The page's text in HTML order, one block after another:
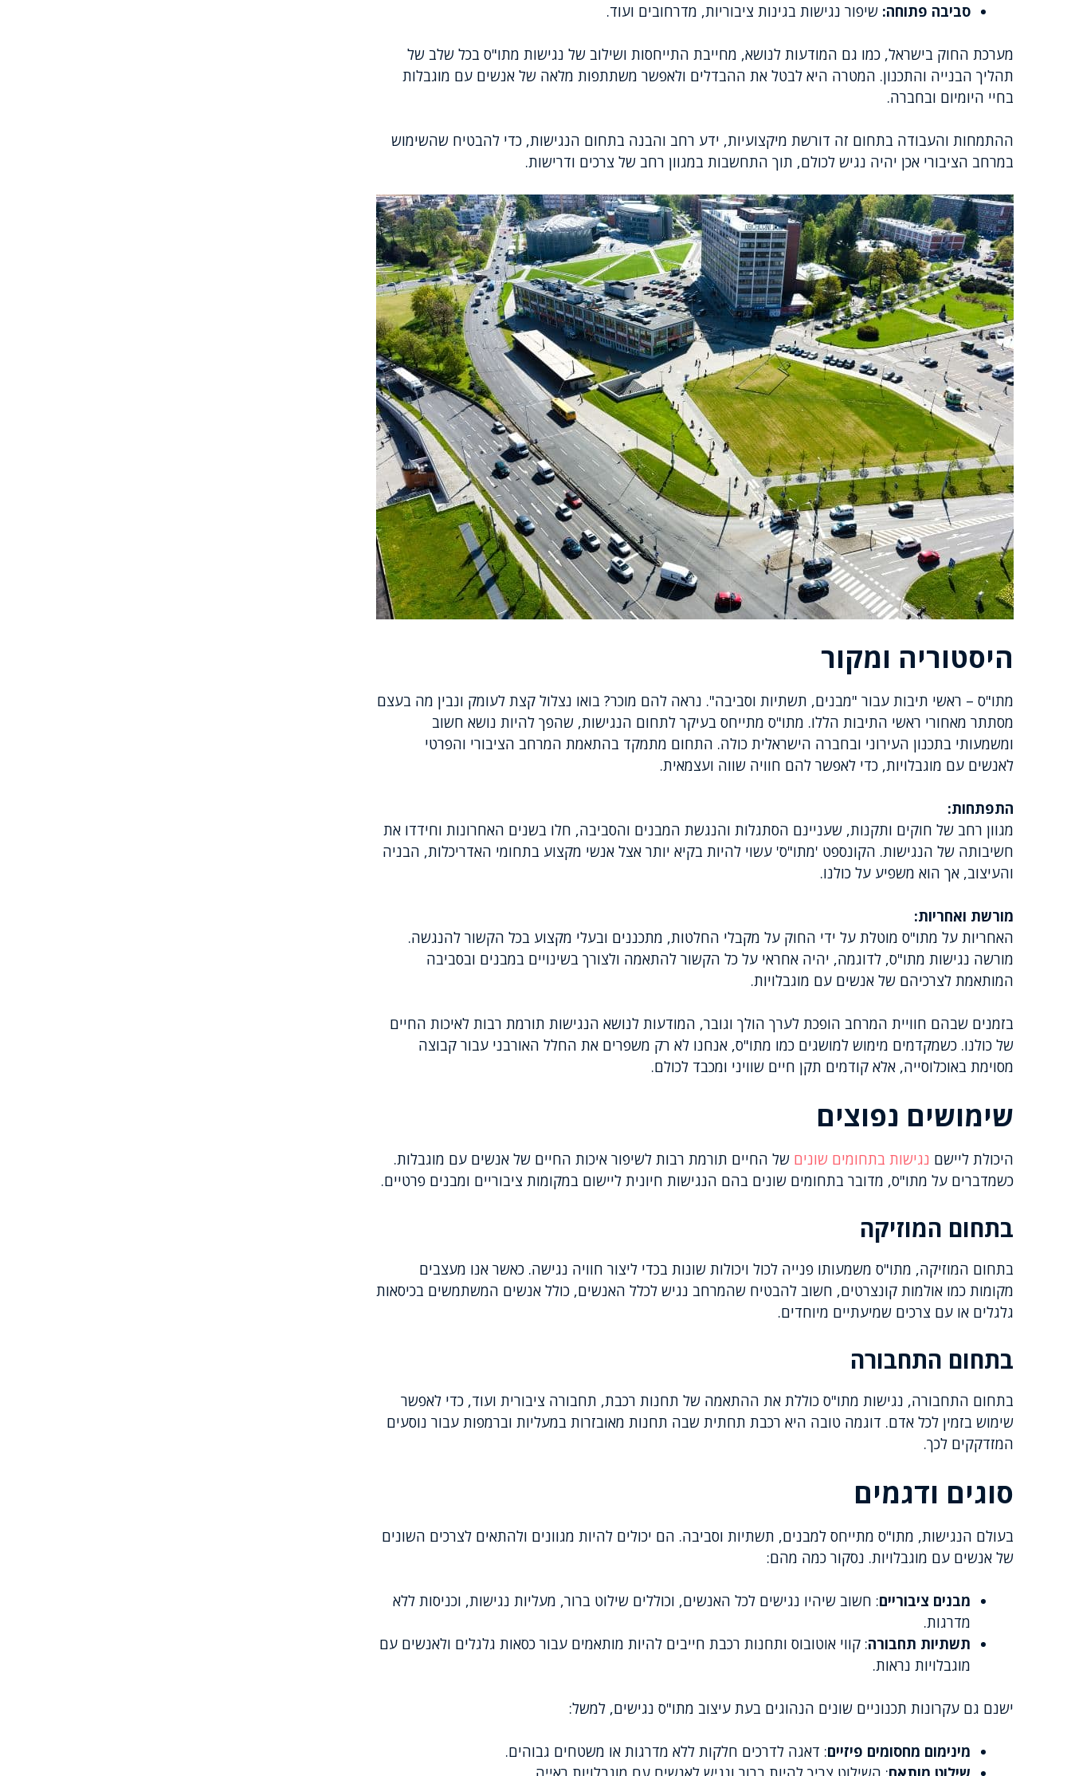
סביבה פתוחה: שיפור נגישות בגינות ציבוריות, מדרחובים ועוד.
מערכת החוק בישראל, כמו גם המודעות לנושא, מחייבת התייחסות ושילוב של נגישות מתו"ס בכל שלב של
תהליך הבנייה והתכנון. המטרה היא לבטל את ההבדלים ולאפשר משתתפות מלאה של אנשים עם מוגבלות
בחיי היומיום ובחברה.
ההתמחות והעבודה בתחום זה דורשת מיקצועיות, ידע רחב והבנה בתחום הנגישות, כדי להבטיח שהשימוש
במרחב הציבורי אכן יהיה נגיש לכולם, תוך התחשבות במגוון רחב של צרכים ודרישות.
היסטוריה ומקור
מתו"ס – ראשי תיבות עבור "מבנים, תשתיות וסביבה". נראה להם מוכר? בואו נצלול קצת לעומק ונבין מה בעצם
מסתתר מאחורי ראשי התיבות הללו. מתו"ס מתייחס בעיקר לתחום הנגישות, שהפך להיות נושא חשוב
ומשמעותי בתכנון העירוני ובחברה הישראלית כולה. התחום מתמקד בהתאמת המרחב הציבורי והפרטי
לאנשים עם מוגבלויות, כדי לאפשר להם חוויה שווה ועצמאית.
התפתחות:
מגוון רחב של חוקים ותקנות, שעניינם הסתגלות והנגשת המבנים והסביבה, חלו בשנים האחרונות וחידדו את
חשיבותה של הנגישות. הקונספט 'מתו"ס' עשוי להיות בקיא יותר אצל אנשי מקצוע בתחומי האדריכלות, הבניה
והעיצוב, אך הוא משפיע על כולנו.
מורשת ואחריות:
האחריות על מתו"ס מוטלת על ידי החוק על מקבלי החלטות, מתכננים ובעלי מקצוע בכל הקשור להנגשה.
מורשה נגישות מתו"ס, לדוגמה, יהיה אחראי על כל הקשור להתאמה ולצורך בשינויים במבנים ובסביבה
המותאמת לצרכיהם של אנשים עם מוגבלויות.
בזמנים שבהם חוויית המרחב הופכת לערך הולך וגובר, המודעות לנושא הנגישות תורמת רבות לאיכות החיים
של כולנו. כשמקדמים מימוש למושגים כמו מתו"ס, אנחנו לא רק משפרים את החלל האורבני עבור קבוצה
מסוימת באוכלוסייה, אלא קודמים תקן חיים שוויני ומכבד לכולם.
שימושים נפוצים
היכולת ליישם נגישות בתחומים שונים של החיים תורמת רבות לשיפור איכות החיים של אנשים עם מוגבלות.
כשמדברים על מתו"ס, מדובר בתחומים שונים בהם הנגישות חיונית ליישום במקומות ציבוריים ומבנים פרטיים.
בתחום המוזיקה
בתחום המוזיקה, מתו"ס משמעותו פנייה לכול ויכולות שונות בכדי ליצור חוויה נגישה. כאשר אנו מעצבים
מקומות כמו אולמות קונצרטים, חשוב להבטיח שהמרחב נגיש לכלל האנשים, כולל אנשים המשתמשים בכיסאות
גלגלים או עם צרכים שמיעתיים מיוחדים.
בתחום התחבורה
בתחום התחבורה, נגישות מתו"ס כוללת את ההתאמה של תחנות רכבת, תחבורה ציבורית ועוד, כדי לאפשר
שימוש בזמין לכל אדם. דוגמה טובה היא רכבת תחתית שבה תחנות מאובזרות במעליות וברמפות עבור נוסעים
המזדקקים לכך.
סוגים ודגמים
בעולם הנגישות, מתו"ס מתייחס למבנים, תשתיות וסביבה. הם יכולים להיות מגוונים ולהתאים לצרכים השונים
של אנשים עם מוגבלויות. נסקור כמה מהם:
מבנים ציבוריים: חשוב שיהיו נגישים לכל האנשים, וכוללים שילוט ברור, מעליות נגישות, וכניסות ללא
מדרגות.
תשתיות תחבורה: קווי אוטובוס ותחנות רכבת חייבים להיות מותאמים עבור כסאות גלגלים ולאנשים עם
מוגבלויות נראות.
ישנם גם עקרונות תכנוניים שונים הנהוגים בעת עיצוב מתו"ס נגישים, למשל:
מינימום מחסומים פיזיים: דאגה לדרכים חלקות ללא מדרגות או משטחים גבוהים.